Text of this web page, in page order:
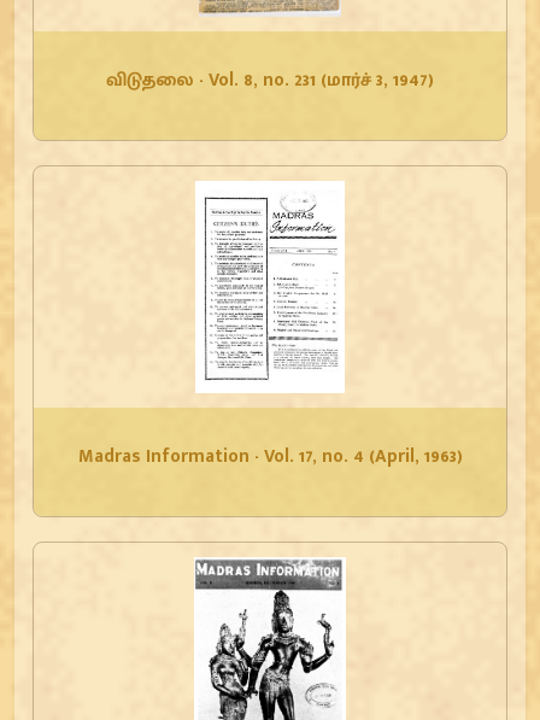
விடுதலை - Vol. 8, no. 231 (மார்ச் 3, 1947)
Madras Information - Vol. 17, no. 4 (April, 1963)